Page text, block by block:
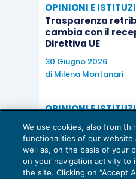
OPINIONI E
Trasparenza
cambia con il
Direttiva UE
30 Giugno 2026
di Milena Montanari
OPINIONI E
Valorizzare il
una riflessione
consulenza del
15 Giugno 2026
di Milena Montanari
We use cookies, also from
functionalities of our website
well as, on the basis of your
on your navigation activity to
the site. Clicking on “Accept